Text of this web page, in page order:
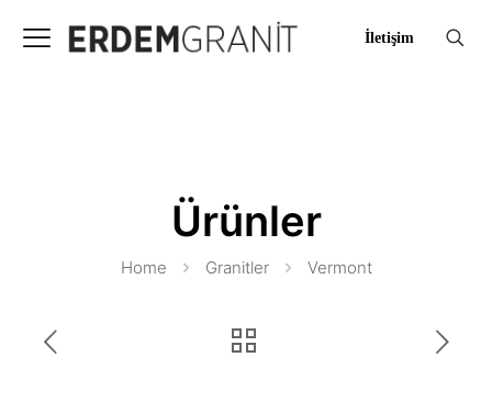
İletişim
Ürünler
Home Granitler Vermont